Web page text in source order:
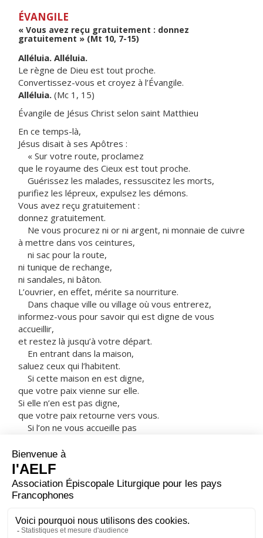
ÉVANGILE
« Vous avez reçu gratuitement : donnez
gratuitement » (Mt 10, 7-15)
Alléluia. Alléluia.
Le règne de Dieu est tout proche.
Convertissez-vous et croyez à l’Évangile.
Alléluia. (Mc 1, 15)
Évangile de Jésus Christ selon saint Matthieu
En ce temps-là,
Jésus disait à ses Apôtres :
« Sur votre route, proclamez
que le royaume des Cieux est tout proche.
Guérissez les malades, ressuscitez les morts,
purifiez les lépreux, expulsez les démons.
Vous avez reçu gratuitement :
donnez gratuitement.
Ne vous procurez ni or ni argent, ni monnaie de cuivre
à mettre dans vos ceintures,
ni sac pour la route,
ni tunique de rechange,
ni sandales, ni bâton.
L’ouvrier, en effet, mérite sa nourriture.
Dans chaque ville ou village où vous entrerez,
informez-vous pour savoir qui est digne de vous
accueillir,
et restez là jusqu’à votre départ.
En entrant dans la maison,
saluez ceux qui l’habitent.
Si cette maison en est digne,
que votre paix vienne sur elle.
Si elle n’en est pas digne,
que votre paix retourne vers vous.
Si l’on ne vous accueille pas
sortez de cette maison ou de cette ville,
et secouez la poussière de vos pieds.
Amen, je vous le dis :
au jour du Jugement,
le pays de Sodome et de Gomorrhe
sera traité moins sévèrement que cette ville. »
– Acclamons la Parole de Dieu.